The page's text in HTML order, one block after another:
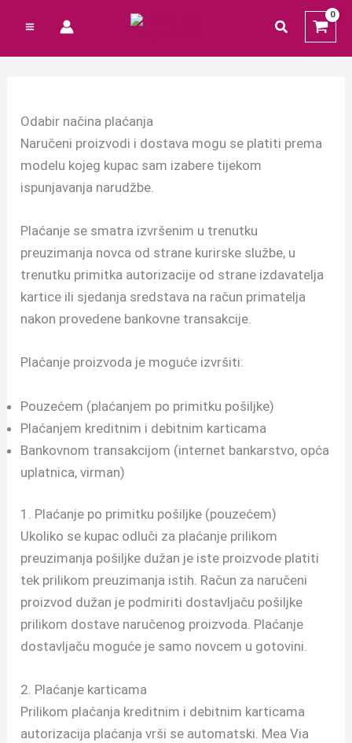
sadržaj
traži
Odabir načina plaćanja
Naručeni proizvodi i dostava mogu se platiti prema
modelu kojeg kupac sam izabere tijekom
ispunjavanja narudžbe.
Plaćanje se smatra izvršenim u trenutku
preuzimanja novca od strane kurirske službe, u
trenutku primitka autorizacije od strane izdavatelja
kartice ili sjedanja sredstava na račun primatelja
nakon provedene bankovne transakcije.
Plaćanje proizvoda je moguće izvršiti:
Pouzećem (plaćanjem po primitku pošiljke)
Plaćanjem kreditnim i debitnim karticama
Bankovnom transakcijom (internet bankarstvo, opća
uplatnica, virman)
1. Plaćanje po primitku pošiljke (pouzećem)
Ukoliko se kupac odluči za plaćanje prilikom
preuzimanja pošiljke dužan je iste proizvode platiti
tek prilikom preuzimanja istih. Račun za naručeni
proizvod dužan je podmiriti dostavljaču pošiljke
prilikom dostave naručenog proizvoda. Plaćanje
dostavljaču moguće je samo novcem u gotovini.
2. Plaćanje karticama
Prilikom plaćanja kreditnim i debitnim karticama
autorizacija plaćanja vrši se automatski. Mea Via
Total: